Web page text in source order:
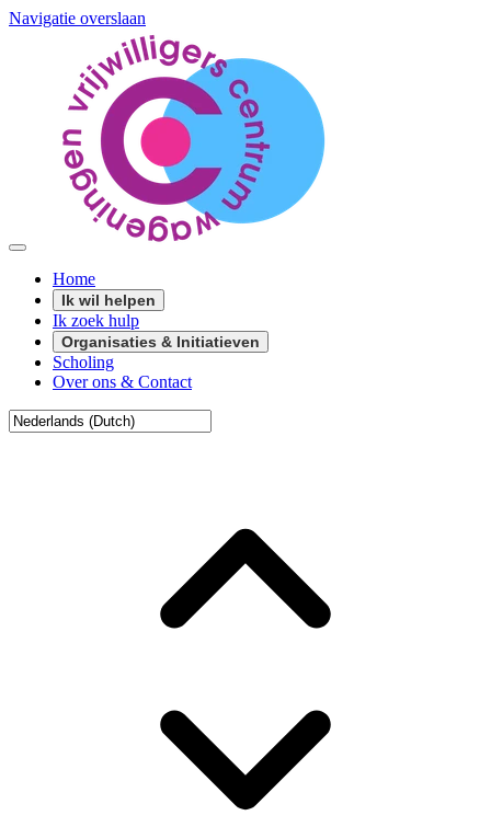
Navigatie overslaan
Home
Ik wil helpen
Ik zoek hulp
Organisaties & Initiatieven
Scholing
Over ons & Contact